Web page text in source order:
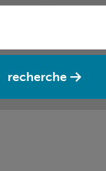
recherche